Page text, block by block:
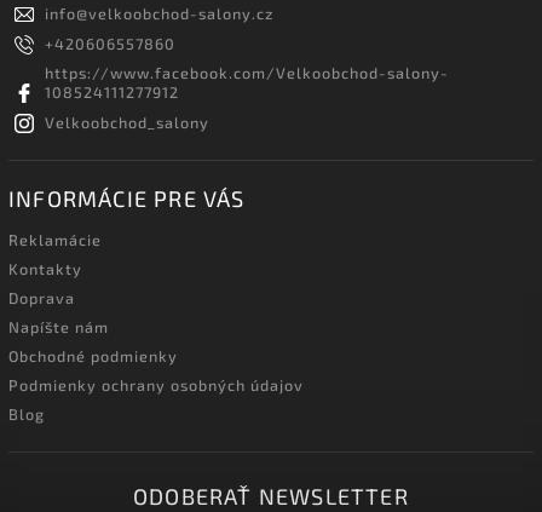
info@velkoobchod-salony.cz
+420606557860
https://www.facebook.com/Velkoobchod-salony-
108524111277912
Velkoobchod_salony
INFORMÁCIE PRE VÁS
Reklamácie
Kontakty
Doprava
Napíšte nám
Obchodné podmienky
Podmienky ochrany osobných údajov
Blog
ODOBERAŤ NEWSLETTER